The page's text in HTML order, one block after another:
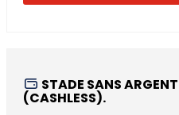
STADE SANS
(CASHLESS).